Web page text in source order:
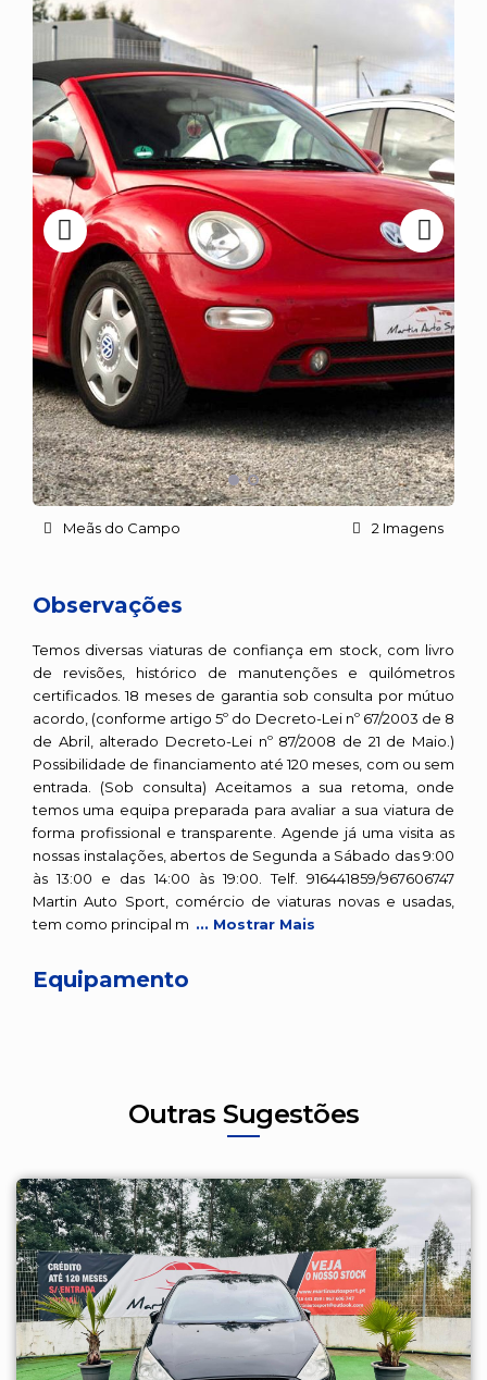
Meãs do Campo 2 Imagens
Observações
Temos diversas viaturas de confiança em stock, com livro
de revisões, histórico de manutenções e quilómetros
certificados. 18 meses de garantia sob consulta por mútuo
acordo, (conforme artigo 5º do Decreto-Lei nº 67/2003 de 8
de Abril, alterado Decreto-Lei nº 87/2008 de 21 de Maio.)
Possibilidade de financiamento até 120 meses, com ou sem
entrada. (Sob consulta) Aceitamos a sua retoma, onde
temos uma equipa preparada para avaliar a sua viatura de
forma profissional e transparente. Agende já uma visita as
nossas instalações, abertos de Segunda a Sábado das 9:00
às 13:00 e das 14:00 às 19:00. Telf. 916441859/967606747
Martin Auto Sport, comércio de viaturas novas e usadas,
tem como principal m ... Mostrar Mais
Equipamento
Outras Sugestões